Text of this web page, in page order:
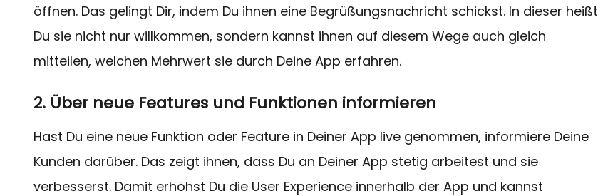
öffnen. Das gelingt Dir, indem Du ihnen eine Begrüßungsnachricht schickst. In dieser heißt
Du sie nicht nur willkommen, sondern kannst ihnen auf diesem Wege auch gleich
mitteilen, welchen Mehrwert sie durch Deine App erfahren.
2. Über neue Features und Funktionen informieren
Hast Du eine neue Funktion oder Feature in Deiner App live genommen, informiere Deine
Kunden darüber. Das zeigt ihnen, dass Du an Deiner App stetig arbeitest und sie
verbesserst. Damit erhöhst Du die User Experience innerhalb der App und kannst